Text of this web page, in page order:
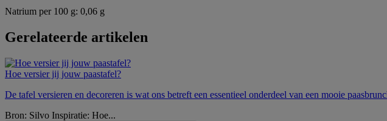
Natrium per 100 g: 0,06 g
Gerelateerde artikelen
Hoe versier jij jouw paastafel?
De tafel versieren en decoreren is wat ons betreft een essentieel onderdeel van een mooie
Bron: Silvo Inspiratie: Hoe...